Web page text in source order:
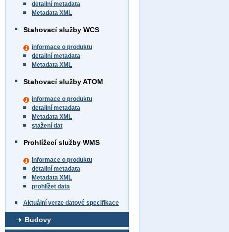
detailní metadata
Metadata XML
Stahovací služby WCS
informace o produktu
detailní metadata
Metadata XML
Stahovací služby ATOM
informace o produktu
detailní metadata
Metadata XML
stažení dat
Prohlížecí služby WMS
informace o produktu
detailní metadata
Metadata XML
prohlížet data
Aktuální verze datové specifikace
Budovy